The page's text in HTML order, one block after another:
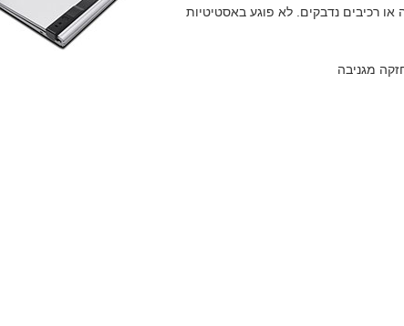
רכיבים נדבקים. לא פוגע באסטיטיות
מגניבה